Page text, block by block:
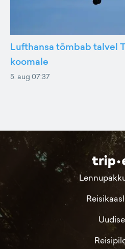
Lufthansa tõmbab talvel
koomale
5. aug 07:37